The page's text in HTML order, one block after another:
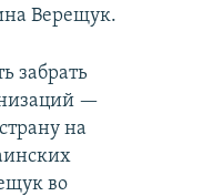
Верещук.
забрать
—
на
во